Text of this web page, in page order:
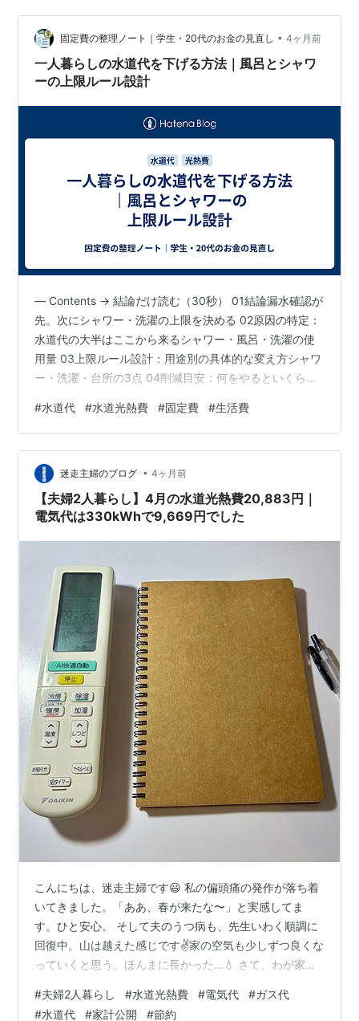
ら、ボーッと壁を見つめたり、お湯を出したままおもち
ゃで遊んだりしていませんか？「早く止めなさい！」と
声を枯らしても、お湯の温かさに夢中…
固定費の整理ノート｜学生・20代のお金の見直し • 4ヶ月前
一人暮らしの水道代を下げる方法｜風呂とシャワ
ーの上限ルール設計
— Contents → 結論だけ読む（30秒） 01結論漏水確認が
先。次にシャワー・洗濯の上限を決める 02原因の特定：
水道代の大半はここから来るシャワー・風呂・洗濯の使
用量 03上限ルール設計：用途別の具体的な変え方シャワ
ー・洗濯・台所の3点 04削減目安：何をやるといくら・
「節水グッズで解決」「歯磨き中の節水が主効果」を切
る 06行動基準：今月から設定する3つのルール今日決め
れば来月から効果が出る この記事は、水道代が高いと分
かったが何をどう変えればいいか具体的な手順が分から
ない20代・一人暮らし（単身）向けです。 水道代の節約
で失敗す…
#水道代 #水道光熱費 #固定費 #生活費
迷走主婦のブログ • 4ヶ月前
【夫婦2人暮らし】4月の水道光熱費20,883円｜
電気代は330kWhで9,669円でした
こんにちは、迷走主婦です😃 私の偏頭痛の発作が落ち着
いてきました。「ああ、春が来たな〜」と実感してま
す。ひと安心。 そして夫のうつ病も、先生いわく順調に
回復中。山は越えた感じです✌️家の空気も少しずつ良くな
っていくと思う。ほんまに長かった…💧 さて、わが家の4
分です） 内訳はこちら💁🏻‍♀️ • 電気代：9,669円（関西電
#夫婦2人暮らし #水道光熱費 #電気代 #ガス代
#水道代 #家計公開 #節約